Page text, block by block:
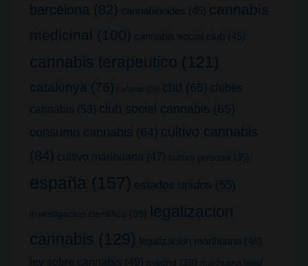
barcelona (82) cannabinoides (45) cannabis
medicinal (100) cannabis social club (45)
cannabis terapeutico (121)
catalunya (76) cañamo (26) cbd (65) clubes
cannabis (53) club social cannabis (65)
consumo cannabis (64) cultivo cannabis
(84) cultivo marihuana (47) cultivo personal (35)
españa (157) estados unidos (55)
investigacion cientifica (39)
legalizacion
cannabis (129) legalizacion marihuana (46)
ley sobre cannabis (49) madrid (38)
marihuana legal